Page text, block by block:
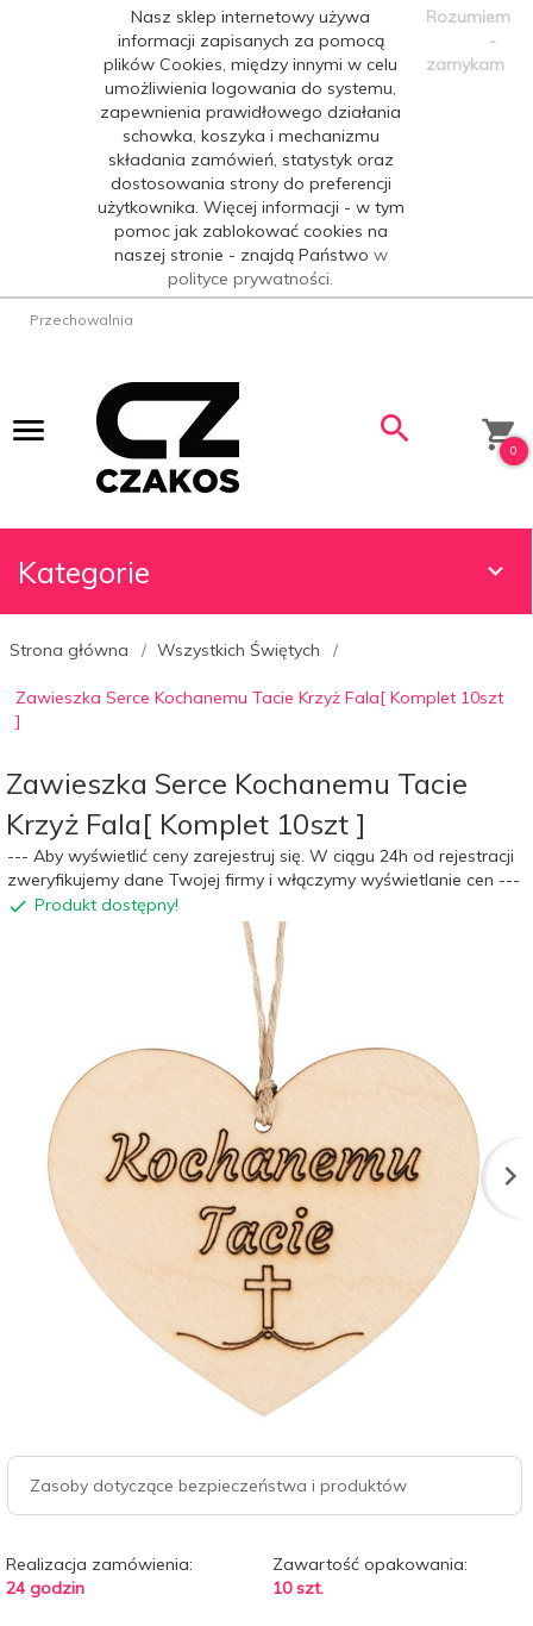
Nasz sklep internetowy używa
informacji zapisanych za pomocą
plików Cookies, między innymi w celu
umożliwienia logowania do systemu,
zapewnienia prawidłowego działania
schowka, koszyka i mechanizmu
składania zamówień, statystyk oraz
dostosowania strony do preferencji
użytkownika. Więcej informacji - w tym
pomoc jak zablokować cookies na
naszej stronie - znajdą Państwo w
polityce prywatności.
Rozumiem
-
zamykam
Przechowalnia
0
Kategorie
Strona główna Wszystkich Świętych
Zawieszka Serce Kochanemu Tacie Krzyż Fala[ Komplet 10szt
]
Zawieszka Serce Kochanemu Tacie
Krzyż Fala[ Komplet 10szt ]
--- Aby wyświetlić ceny zarejestruj się. W ciągu 24h od rejestracji
zweryfikujemy dane Twojej firmy i włączymy wyświetlanie cen ---
Produkt dostępny!
Zasoby dotyczące bezpieczeństwa i produktów
Realizacja zamówienia:
24 godzin
Zawartość opakowania:
10 szt.